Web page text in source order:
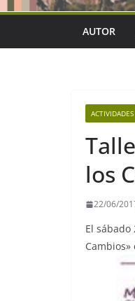
AUTOR
ACTIVIDADES
los
22/06/
El